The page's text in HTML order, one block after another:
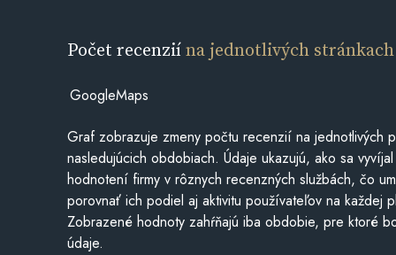
Počet recenziína jednotlivých stránkach
GoogleMaps
Graf zobrazuje zmeny počtu recenzií na jednotlivých
nasledujúcich obdobiach. Údaje ukazujú, ako sa
hodnotení firmy v rôznych recenzných službách, čo
porovnať ich podiel aj aktivitu používateľov na každej
Zobrazené hodnoty zahŕňajú iba obdobie, pre ktoré
údaje.